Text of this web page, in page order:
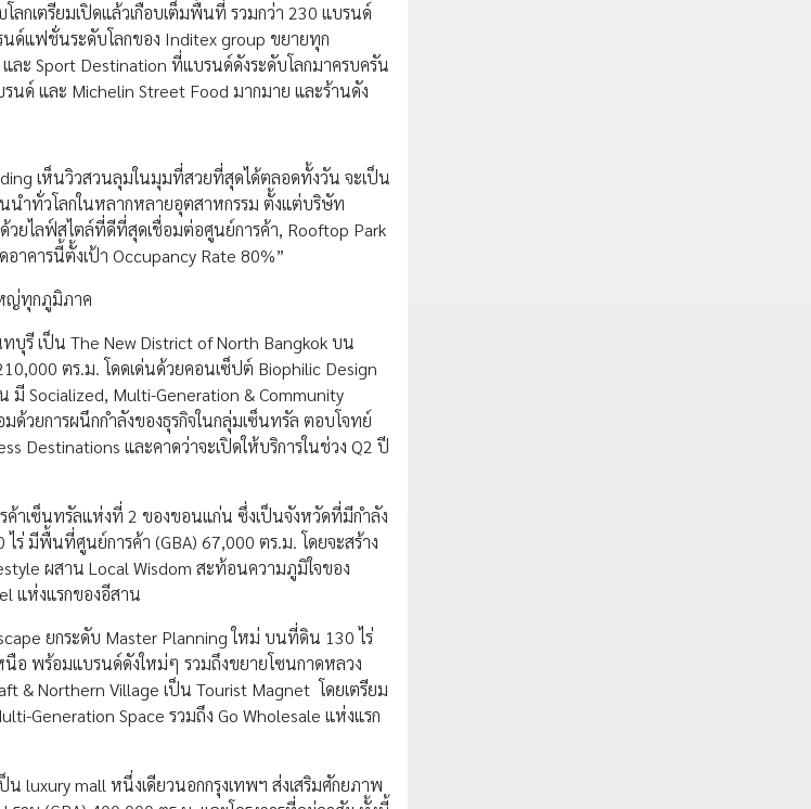
กเตรียมเปิดแล้วเกือบเต็มพื้นที่ รวมกว่า 230 แบรนด์
ด์แฟชั่นระดับโลกของ Inditex group ขยายทุก
ละ Sport Destination ที่แบรนด์ดังระดับโลกมาครบครัน
นด์ และ Michelin Street Food มากมาย และร้านดัง
เห็นวิวสวนลุมในมุมที่สวยที่สุดได้ตลอดทั้งวัน จะเป็น
นำทั่วโลกในหลากหลายอุตสาหกรรม ตั้งแต่บริษัท
วยไลฟ์สไตล์ที่ดีที่สุดเชื่อมต่อศูนย์การค้า, Rooftop Park
าคารนี้ตั้งเป้า Occupancy Rate 80%”
ญ่ทุกภูมิภาค
บุรี เป็น The New District of North Bangkok บน
ตร.ม. โดดเด่นด้วยคอนเซ็ปต์ Biophilic Design
มี Socialized, Multi-Generation & Community
วยการผนึกกำลังของธุรกิจในกลุ่มเซ็นทรัล ตอบโจทย์
Destinations และคาดว่าจะเปิดให้บริการในช่วง Q2 ปี
ค้าเซ็นทรัลแห่งที่ 2 ของขอนแก่น ซึ่งเป็นจังหวัดที่มีกำลัง
มีพื้นที่ศูนย์การค้า (GBA) 67,000 ตร.ม. โดยจะสร้าง
ผสาน Local Wisdom สะท้อนความภูมิใจของ
แห่งแรกของอีสาน
ยกระดับ Master Planning ใหม่ บนที่ดิน 130 ไร่
นือ พร้อมแบรนด์ดังใหม่ๆ รวมถึงขยายโซนกาดหลวง
& Northern Village เป็น Tourist Magnet โดยเตรียม
Generation Space รวมถึง Go Wholesale แห่งแรก
น luxury mall หนึ่งเดียวนอกกรุงเทพฯ ส่งเสริมศักยภาพ